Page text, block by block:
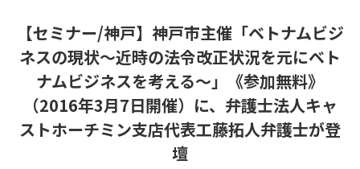
【セミナー/神戸】神戸市主催「ベトナムビジ
ネスの現状〜近時の法令改正状況を元にベト
ナムビジネスを考える〜」《参加無料》
（2016年3月7日開催）に、弁護士法人キャ
ストホーチミン支店代表工藤拓人弁護士が登
壇